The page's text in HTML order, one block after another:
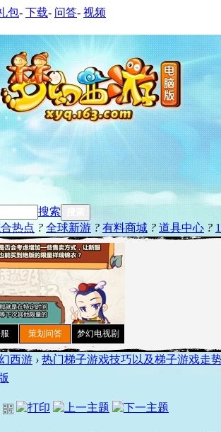
包- 下载- 问答- 视频
搜索
热点 ? 全球新游 ? 有料商城 ? 道具中心 ?
西游 › 热门梯子游戏技巧以及梯子游戏走